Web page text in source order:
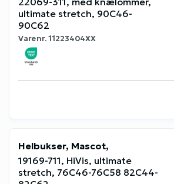
ultimate stretch, 90C46-
90C62
Varenr.11223404XX
Helbukser, Mascot,
19169-711, HiVis, ultimate
stretch, 76C46-76C58 82C44-